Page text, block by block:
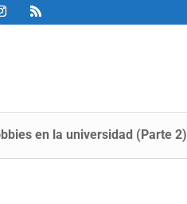
en la universidad (Parte 2)